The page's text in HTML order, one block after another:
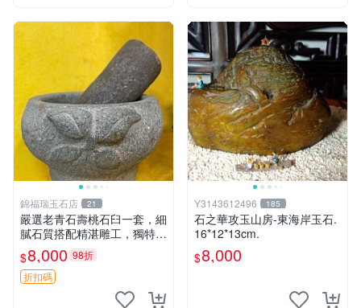
錦福瑞玉石店 21
嚴選老青石壽桃石臼一套，細
膩石質搭配精湛雕工，獨特造
型與厚重質感，適合收藏与使
用。壽桃 石臼 古法制qus
$8,000 98折
折扣碼
Y3143612496 185
石之華攻玉山房-東海岸玉石.
16*12*13cm.
$8,000